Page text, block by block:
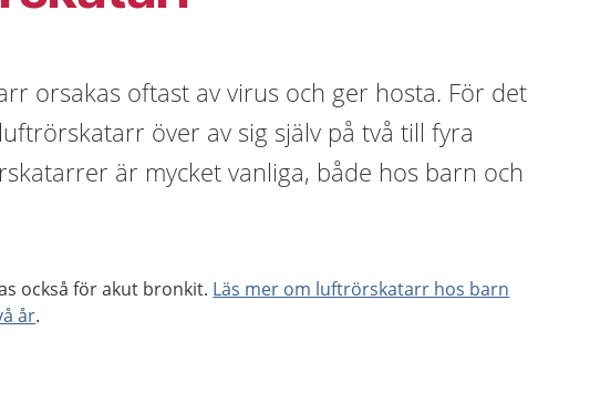
orsakas oftast av virus och ger hosta. För det
över av sig själv på två till fyra
är mycket vanliga, både hos barn och
också för akut bronkit. Läs mer om luftrörskatarr hos barn
år.